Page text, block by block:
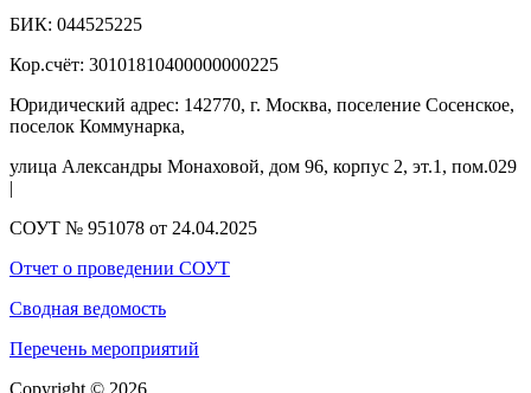
БИК: 044525225
Кор.счёт: 30101810400000000225
Юридический адрес: 142770, г. Москва, поселение Сосенское,
поселок Коммунарка,
улица Александры Монаховой, дом 96, корпус 2, эт.1, пом.029
|
СОУТ № 951078 от 24.04.2025
Отчет о проведении СОУТ
Сводная ведомость
Перечень мероприятий
Copyright © 2026